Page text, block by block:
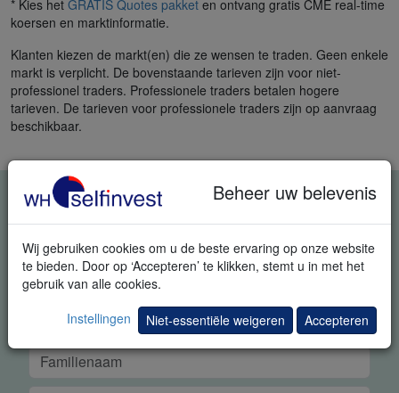
* Kies het GRATIS Quotes pakket en ontvang gratis CME real-time
koersen en marktinformatie.
Klanten kiezen de markt(en) die ze wensen te traden. Geen enkele
markt is verplicht. De bovenstaande tarieven zijn voor niet-
professionel traders. Professionele traders betalen hogere
tarieven. De tarieven voor professionele traders zijn op aanvraag
beschikbaar.
Beheer uw belevenis
Wij gebruiken cookies om u de beste ervaring op onze website
te bieden. Door op ‘Accepteren’ te klikken, stemt u in met het
gebruik van alle cookies.
Instellingen
Niet-essentiële weigeren Accepteren
GRATIS REAL-TIME TRADING
DEMO